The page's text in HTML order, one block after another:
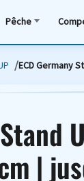
Pêche
ECD Germany
|